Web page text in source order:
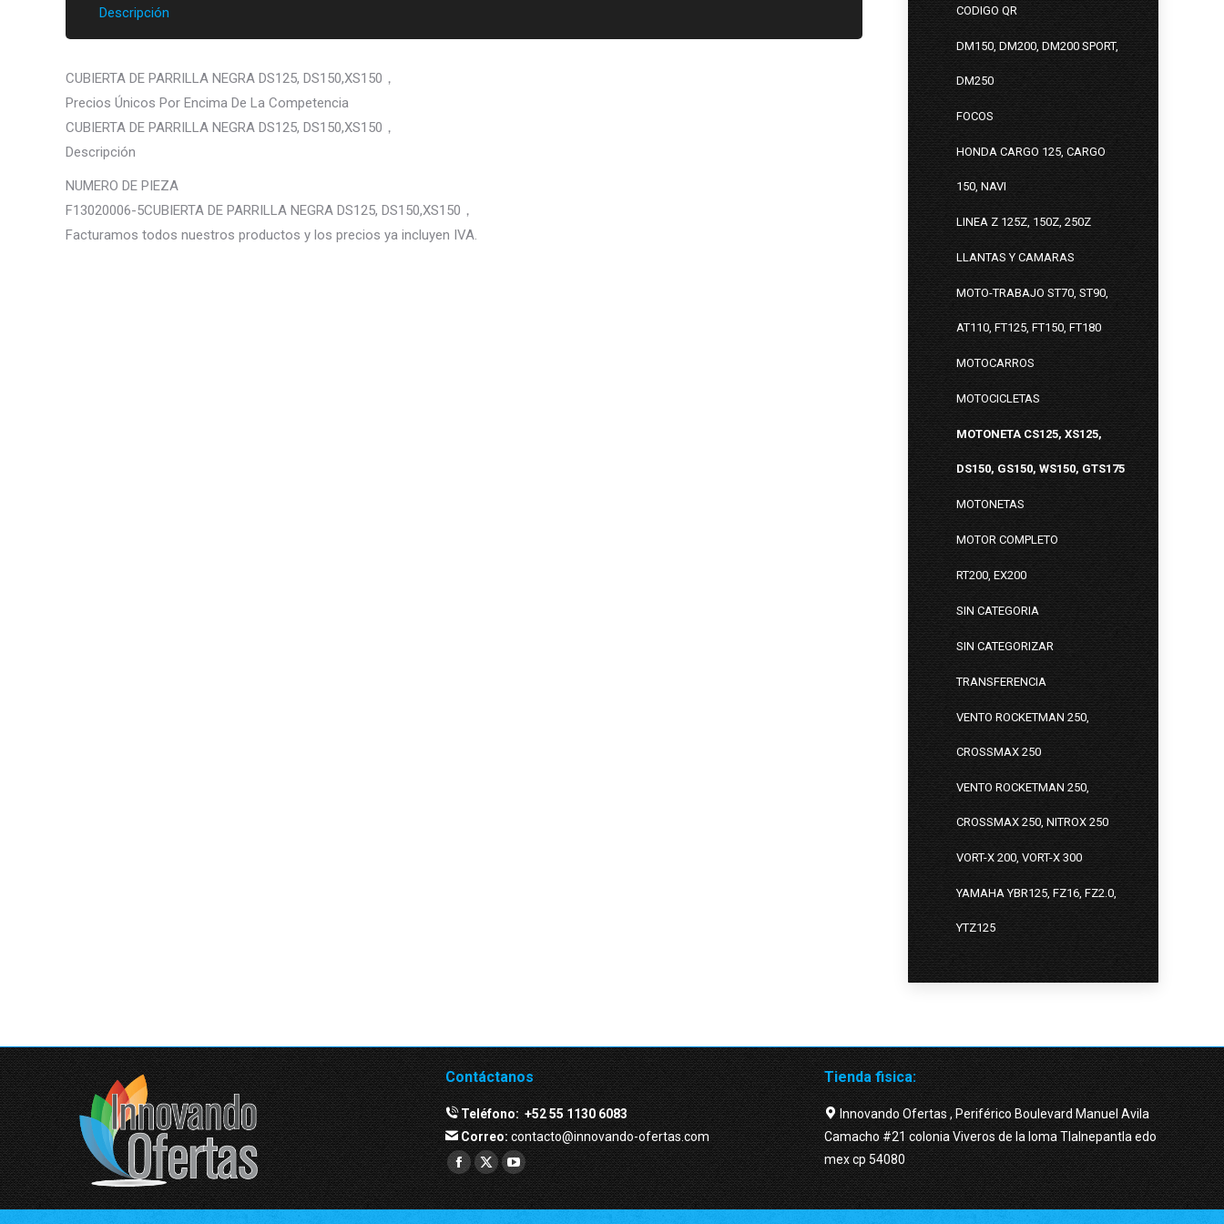
Descripción
CUBIERTA DE PARRILLA NEGRA DS125, DS150,XS150，
Precios Únicos Por Encima De La Competencia
CUBIERTA DE PARRILLA NEGRA DS125, DS150,XS150，
Descripción
NUMERO DE PIEZA
F13020006-5CUBIERTA DE PARRILLA NEGRA DS125, DS150,XS150，
Facturamos todos nuestros productos y los precios ya incluyen IVA.
CODIGO QR
DM150, DM200, DM200 SPORT,
DM250
FOCOS
HONDA CARGO 125, CARGO
150, NAVI
LINEA Z 125Z, 150Z, 250Z
LLANTAS Y CAMARAS
MOTO-TRABAJO ST70, ST90,
AT110, FT125, FT150, FT180
MOTOCARROS
MOTOCICLETAS
MOTONETA CS125, XS125,
DS150, GS150, WS150, GTS175
MOTONETAS
MOTOR COMPLETO
RT200, EX200
SIN CATEGORIA
SIN CATEGORIZAR
TRANSFERENCIA
VENTO ROCKETMAN 250,
CROSSMAX 250
VENTO ROCKETMAN 250,
CROSSMAX 250, NITROX 250
VORT-X 200, VORT-X 300
YAMAHA YBR125, FZ16, FZ2.0,
YTZ125
Contáctanos
Teléfono:+52 55 1130 6083
Correo:contacto@innovando-ofertas.com
Facebook
page
Twitter
page
YouTube
page
Tienda fisica:
Innovando Ofertas , Periférico Boulevard Manuel Avila
Camacho #21 colonia Viveros de la loma Tlalnepantla edo
mex cp 54080